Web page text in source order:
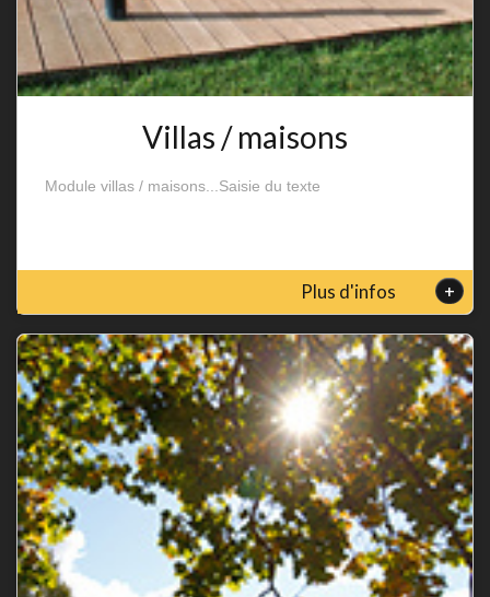
Villas / maisons
Module villas / maisons...Saisie du texte
Plus d'infos +